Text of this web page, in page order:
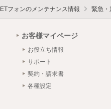
フォンのメンテナンス情報 緊急・
お客様マイページ
お役立ち情報
サポート
契約・請求書
各種設定